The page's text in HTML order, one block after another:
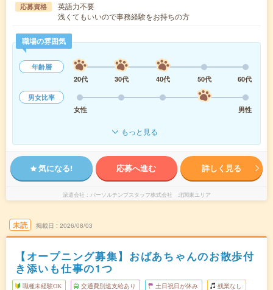
応募資格
英語力不要
浅くてもいいので事務経験をお持ちの方
職場の雰囲気
年齢層
20代
30代 40代 50代
60代
男女比率
女性
男性
もっと見る
気になる! 応募へ進む 詳しく見る
派遣会社 パーソルテンプスタッフ株式会社 北関東エリア
未読 掲載日 2026/08/03
【オープニング募集】おばあちゃんのお散歩付
き添いも仕事の1つ
職種未経験OK 交通費別途支給あり 土日祝日が休み 残業なし